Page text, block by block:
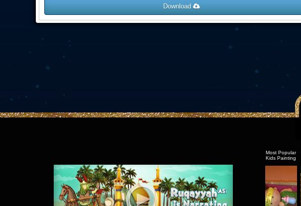
Download
Most Popular
Kids Painting